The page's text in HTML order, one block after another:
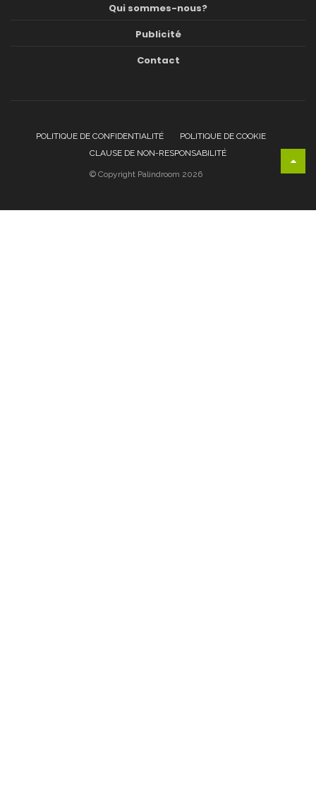
Qui sommes-nous?
Publicité
Contact
POLITIQUE DE CONFIDENTIALITÉ
POLITIQUE DE COOKIE
CLAUSE DE NON-RESPONSABILITÉ
© Copyright Palindroom 2026